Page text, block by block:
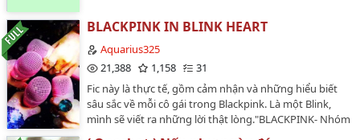
BLACKPINK IN BLINK HEART
Aquarius325
21,388
1,158
31
Fic này là thực tế, gồm cảm nhận và những hiểu biết
sâu sắc về mỗi cô gái trong Blackpink. Là một Blink,
mình sẽ viết ra những lời thật lòng."BLACKPINK- Nhóm